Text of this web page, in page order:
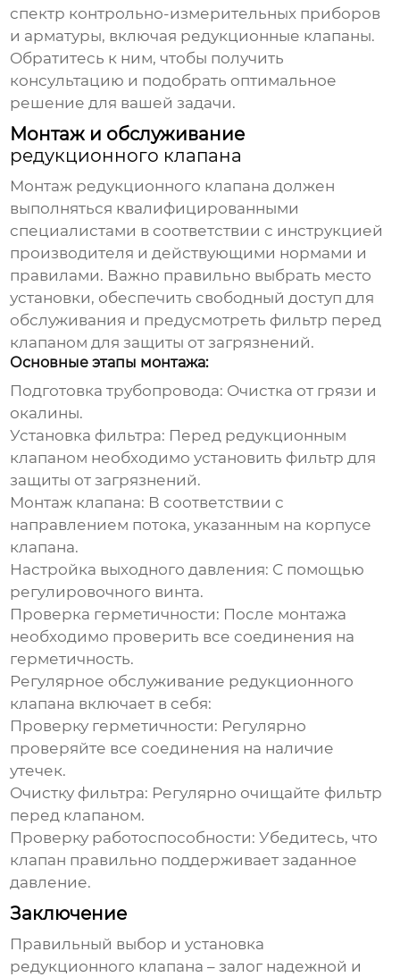
спектр контрольно-измерительных приборов
и арматуры, включая редукционные клапаны.
Обратитесь к ним, чтобы получить
консультацию и подобрать оптимальное
решение для вашей задачи.
Монтаж и обслуживание
редукционного клапана
Монтаж редукционного клапана должен
выполняться квалифицированными
специалистами в соответствии с инструкцией
производителя и действующими нормами и
правилами. Важно правильно выбрать место
установки, обеспечить свободный доступ для
обслуживания и предусмотреть фильтр перед
клапаном для защиты от загрязнений.
Основные этапы монтажа:
Подготовка трубопровода: Очистка от грязи и
окалины.
Установка фильтра: Перед редукционным
клапаном необходимо установить фильтр для
защиты от загрязнений.
Монтаж клапана: В соответствии с
направлением потока, указанным на корпусе
клапана.
Настройка выходного давления: С помощью
регулировочного винта.
Проверка герметичности: После монтажа
необходимо проверить все соединения на
герметичность.
Регулярное обслуживание редукционного
клапана включает в себя:
Проверку герметичности: Регулярно
проверяйте все соединения на наличие
утечек.
Очистку фильтра: Регулярно очищайте фильтр
перед клапаном.
Проверку работоспособности: Убедитесь, что
клапан правильно поддерживает заданное
давление.
Заключение
Правильный выбор и установка
редукционного клапана – залог надежной и